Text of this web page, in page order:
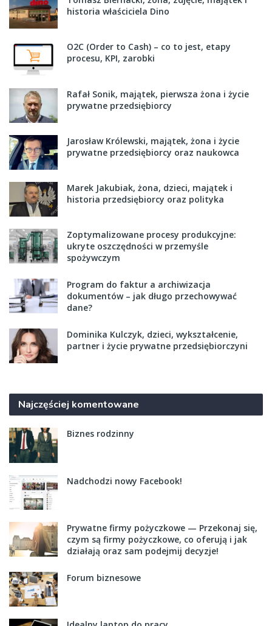
historia właściciela Dino
O2C (Order to Cash) – co to jest, etapy
procesu, KPI, zarobki
Rafał Sonik, majątek, pierwsza żona i życie
prywatne przedsiębiorcy
Jarosław Królewski, majątek, żona i życie
prywatne przedsiębiorcy oraz naukowca
Marek Jakubiak, żona, dzieci, majątek i
historia przedsiębiorcy oraz polityka
Zoptymalizowane procesy produkcyjne:
ukryte oszczędności w przemyśle
spożywczym
Program do faktur a archiwizacja
dokumentów – jak długo przechowywać
dane?
Dominika Kulczyk, dzieci, wykształcenie,
partner i życie prywatne przedsiębiorczyni
Najczęściej komentowane
Biznes rodzinny
Nadchodzi nowy Facebook!
Prywatne firmy pożyczkowe — Przekonaj się,
czym są firmy pożyczkowe, co oferują i jak
działają oraz sam podejmij decyzje!
Forum biznesowe